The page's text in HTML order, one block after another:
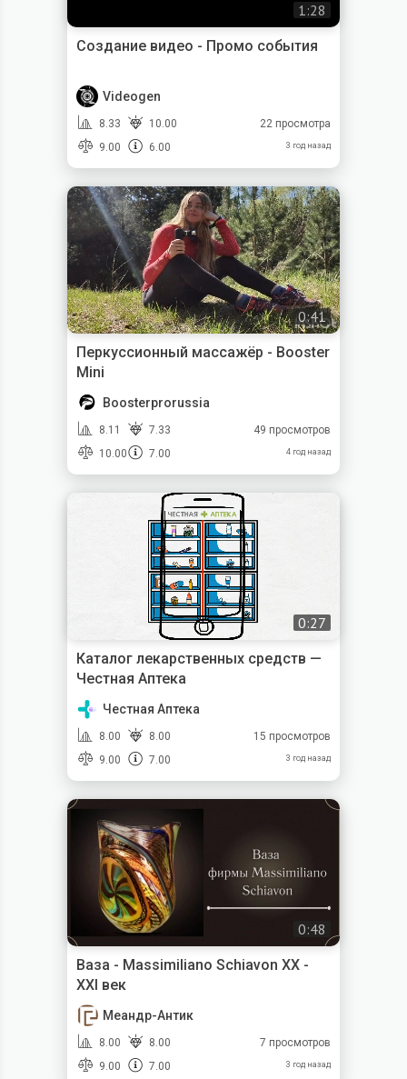
1:28
Создание видео - Промо события
Videogen
8.33
10.00
9.00
6.00
22 просмотра
3 год назад
0:41
Перкуссионный массажёр - Booster
Mini
Boosterprorussia
8.11
7.33
10.00
7.00
49 просмотров
4 год назад
0:27
Каталог лекарственных средств —
Честная Аптека
Честная Аптека
8.00
8.00
9.00
7.00
15 просмотров
3 год назад
0:48
Ваза - Massimiliano Schiavon XX -
XXI век
Меандр-Антик
8.00
8.00
9.00
7.00
7 просмотров
3 год назад